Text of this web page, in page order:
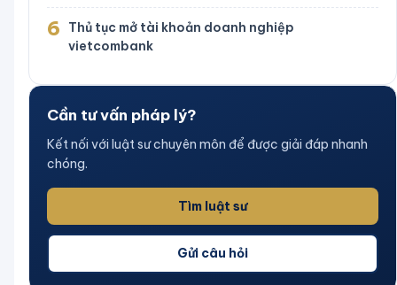
6
Thủ tục mở tài khoản doanh nghiệp
vietcombank
Cần tư vấn pháp lý?
Kết nối với luật sư chuyên môn để được giải đáp nhanh
chóng.
Tìm luật sư
Gửi câu hỏi